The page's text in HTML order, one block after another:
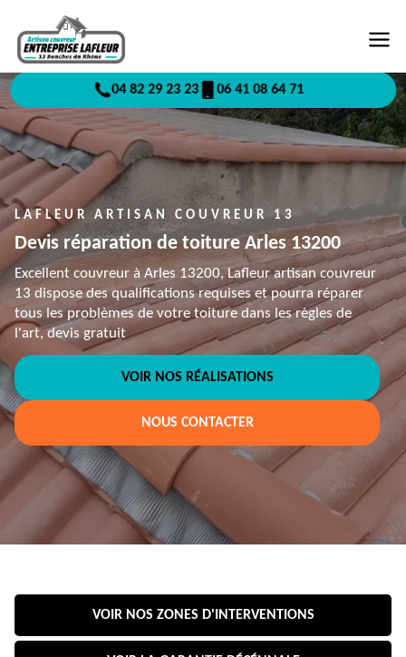
04 82 29 23 23 06 41 08 64 71
LAFLEUR ARTISAN COUVREUR 13
Devis réparation de toiture Arles 13200
Excellent couvreur à Arles 13200, Lafleur artisan couvreur
13 dispose des qualifications requises et pourra réparer
tous les problèmes de votre toiture dans les règles de
l'art, devis gratuit
VOIR NOS RÉALISATIONS
NOUS CONTACTER
VOIR NOS ZONES D'INTERVENTIONS